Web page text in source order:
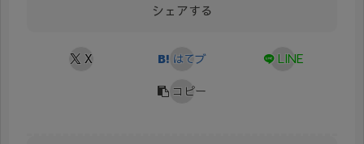
シェアする
X はてブ
LINE
コピー